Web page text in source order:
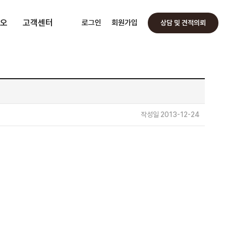
고객센터 로그인 회원가입 상담 및 견적의뢰
작성일 2013-12-24